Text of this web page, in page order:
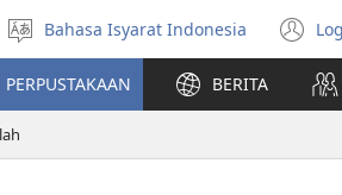
Pilih
bahasa
Bahasa Isyarat Indonesia
di
PERPUSTAKAAN BERITA